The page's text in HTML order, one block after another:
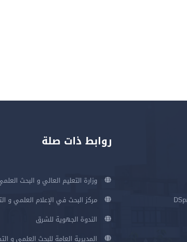
روابط ذات صلة
وزارة التعليم العالي و البحث
مركز البحث في الإعلام العلمي و
الندوة الجهوية للشرق
المديرية العامة للبحث العلمي و